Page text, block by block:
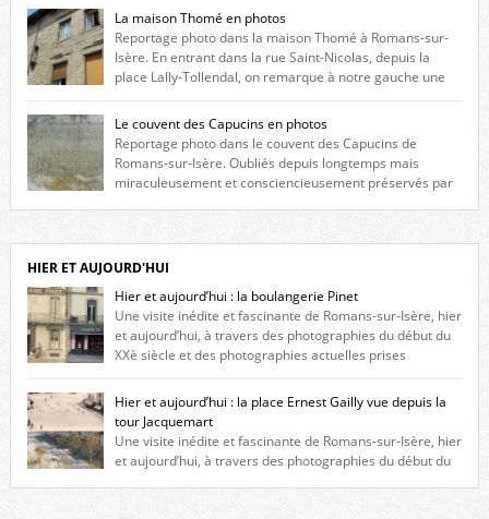
La maison Thomé en photos
Reportage photo dans la maison Thomé à Romans-sur-
Isère. En entrant dans la rue Saint-Nicolas, depuis la
place Lally-Tollendal, on remarque à notre gauche une
maison construite au XVIè siècle. Les deux façades sont ornées de
fenêtres jumelles à meneaux. Entre ces deux étages, on peut voir une
niche qui contient une statue de la Vierge. […]
Le couvent des Capucins en photos
Reportage photo dans le couvent des Capucins de
Romans-sur-Isère. Oubliés depuis longtemps mais
miraculeusement et consciencieusement préservés par
l’histoire de la redécouverte de vestiges du couvent des Capucins ! Petit
retour sur l’histoire […]
HIER ET AUJOURD'HUI
Hier et aujourd’hui : la boulangerie Pinet
Une visite inédite et fascinante de Romans-sur-Isère, hier
et aujourd’hui, à travers des photographies du début du
XXè siècle et des photographies actuelles prises
exactement dans le même cadre ! A l’angle de la place Jean Jaurès et de
l’avenue Victor Hugo (à côté d’Intermarché), à Romans. La boulangerie
Jules Pinet est inscrite dans le […]
Hier et aujourd’hui : la place Ernest Gailly vue depuis la
tour Jacquemart
Une visite inédite et fascinante de Romans-sur-Isère, hier
et aujourd’hui, à travers des photographies du début du